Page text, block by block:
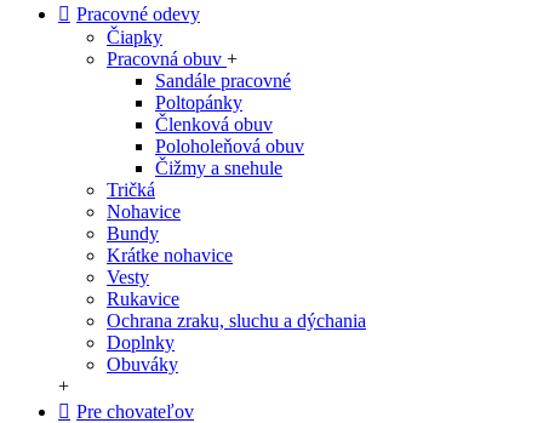
Pracovné odevy
Čiapky
Pracovná obuv +
Sandále pracovné
Poltopánky
Členková obuv
Poloholeňová obuv
Čižmy a snehule
Tričká
Nohavice
Bundy
Krátke nohavice
Vesty
Rukavice
Ochrana zraku, sluchu a dýchania
Doplnky
Obuváky
+
Pre chovateľov